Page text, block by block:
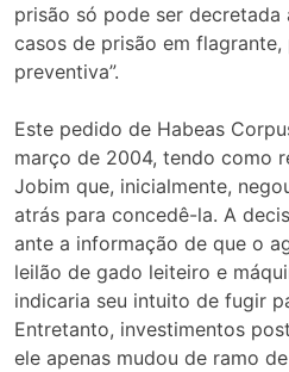
prisão só pode ser
casos de prisão em
preventiva”.
Este pedido de Habeas
março de 2004, tendo como
Jobim que, inicialmente,
atrás para concedê-la. A
ante a informação de que o
leilão de gado leiteiro e
indicaria seu intuito de fugir
Entretanto, investimentos
ele apenas mudou de ramo